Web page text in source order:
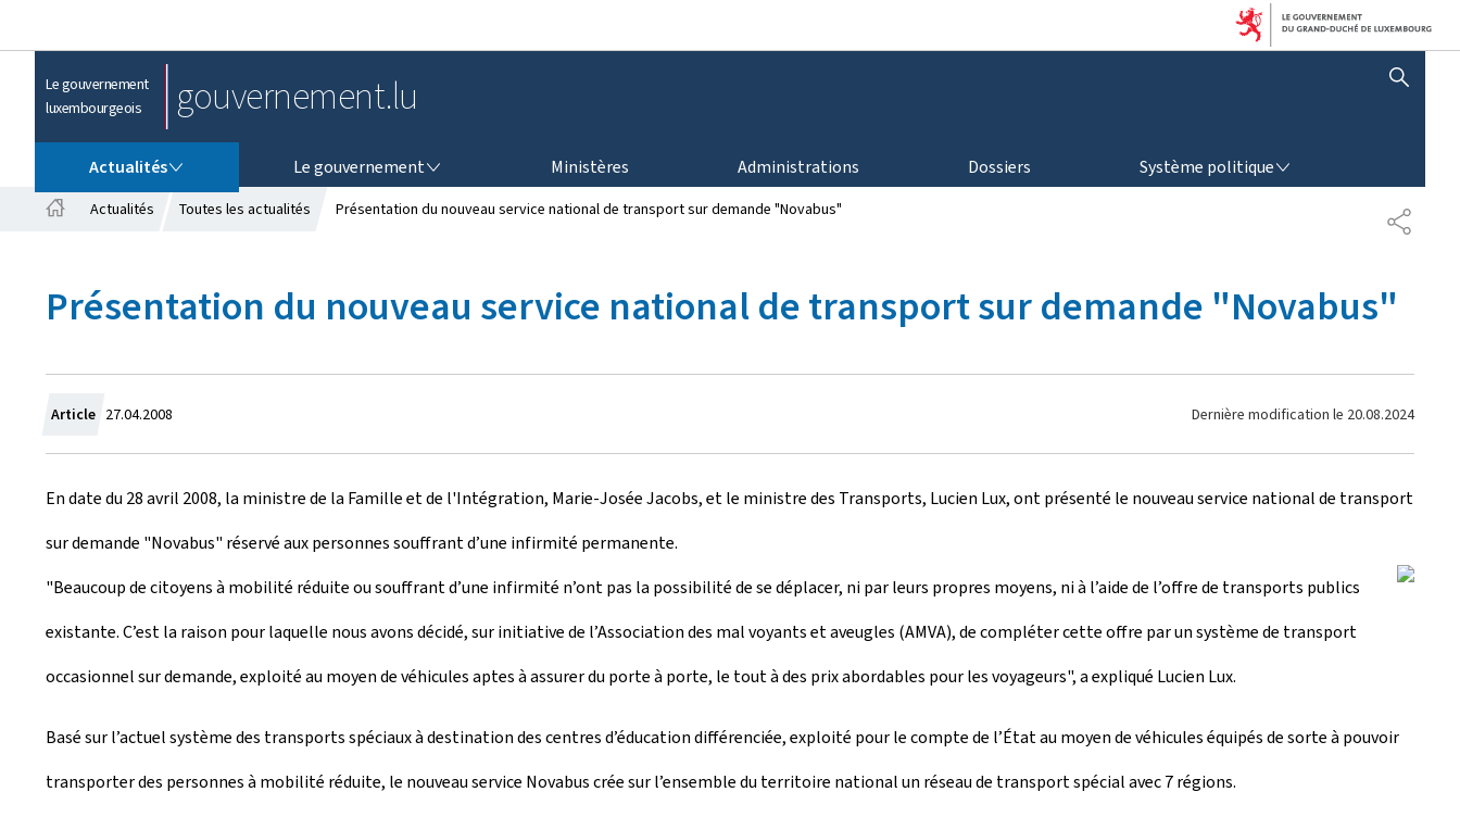
Le gouvernement
luxembourgeois
gouvernement.lu AFFICHER / MASQUER LA RECHERCHE
Actualités Le gouvernement Ministères Administrations Dossiers Système politique
P
A
u
e
Actualités Toutes les actualités Présentation du nouveau service national de transport sur demande "Novabus"
Présentation du nouveau service national de transport sur demande "Novabus"
Article C
r
é
e
l
e
27.04.2008 Dernière modification le 20.08.2024
En date du 28 avril 2008, la ministre de la Famille et de l'Intégration, Marie-Josée Jacobs, et le ministre des Transports, Lucien Lux, ont présenté le nouveau service national de transport
sur demande "Novabus" réservé aux personnes souffrant d’une infirmité permanente.
"Beaucoup de citoyens à mobilité réduite ou souffrant d’une infirmité n’ont pas la possibilité de se déplacer, ni par leurs propres moyens, ni à l’aide de l’offre de transports publics
existante. C’est la raison pour laquelle nous avons décidé, sur initiative de l’Association des mal voyants et aveugles (AMVA), de compléter cette offre par un système de transport
occasionnel sur demande, exploité au moyen de véhicules aptes à assurer du porte à porte, le tout à des prix abordables pour les voyageurs", a expliqué Lucien Lux.
Basé sur l’actuel système des transports spéciaux à destination des centres d’éducation différenciée, exploité pour le compte de l’État au moyen de véhicules équipés de sorte à pouvoir
transporter des personnes à mobilité réduite, le nouveau service Novabus crée sur l’ensemble du territoire national un réseau de transport spécial avec 7 régions.